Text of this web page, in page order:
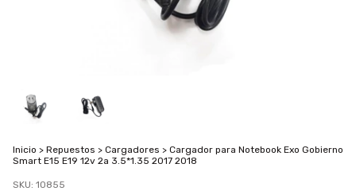
Inicio > Repuestos > Cargadores > Cargador para Notebook Exo Gobierno
Smart E15 E19 12v 2a 3.5*1.35 2017 2018
SKU: 10855